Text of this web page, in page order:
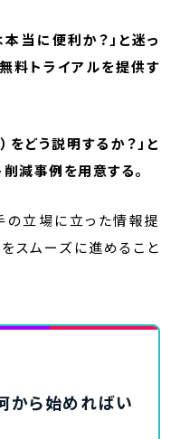
当に便利か？」と迷っ
料トライアルを提供す
どう説明するか？」と
減事例を用意する。
の立場に立った情報提
スムーズに進めること
から始めればい